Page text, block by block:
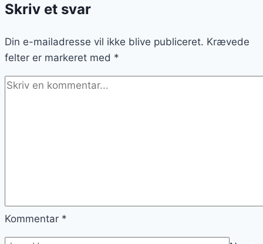
flødesauce
pasta
Skriv et svar
Din e-mailadresse vil ikke blive publiceret. Krævede
felter er markeret med *
Kommentar *